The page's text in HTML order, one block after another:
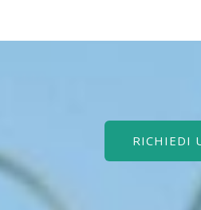
RICHIEDI